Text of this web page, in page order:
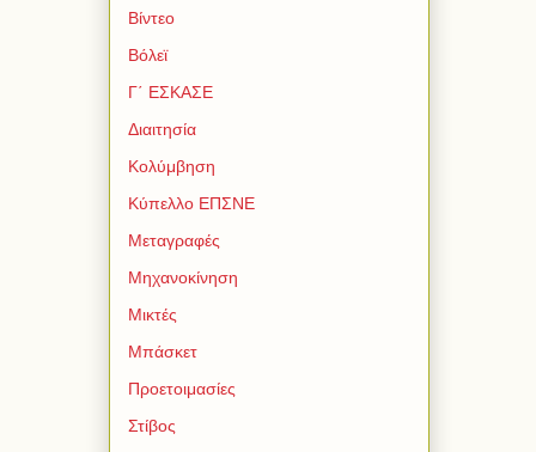
Βίντεο
Βόλεϊ
Γ΄ ΕΣΚΑΣΕ
Διαιτησία
Κολύμβηση
Κύπελλο ΕΠΣΝΕ
Μεταγραφές
Μηχανοκίνηση
Μικτές
Μπάσκετ
Προετοιμασίες
Στίβος